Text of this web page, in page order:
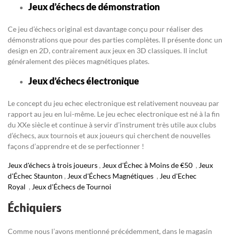
Jeux d’échecs de démonstration
Ce jeu d’échecs original est davantage conçu pour réaliser des
démonstrations que pour des parties complètes. Il présente donc un
design en 2D, contrairement aux jeux en 3D classiques. Il inclut
généralement des pièces magnétiques plates.
Jeux d’échecs électronique
Le concept du jeu echec electronique est relativement nouveau par
rapport au jeu en lui-même. Le jeu echec electronique est né à la fin
du XXe siècle et continue à servir d’instrument très utile aux clubs
d’échecs, aux tournois et aux joueurs qui cherchent de nouvelles
façons d’apprendre et de se perfectionner !
Jeux d'échecs à trois joueurs , Jeux d'Échec à Moins de €50 , Jeux
d'Échec Staunton , Jeux d'Échecs Magnétiques , Jeu d'Echec
Royal , Jeux d'Échecs de Tournoi
Échiquiers
Comme nous l’avons mentionné précédemment, dans le magasin